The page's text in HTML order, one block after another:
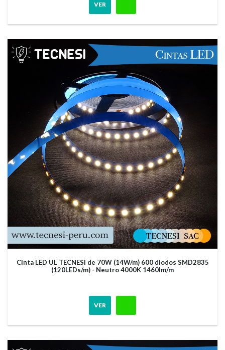
VER
Cinta LED UL TECNESI de 70W (14W/m) 600 diodos SMD2835
(120LEDs/m) - Neutro 4000K 1460lm/m
VER